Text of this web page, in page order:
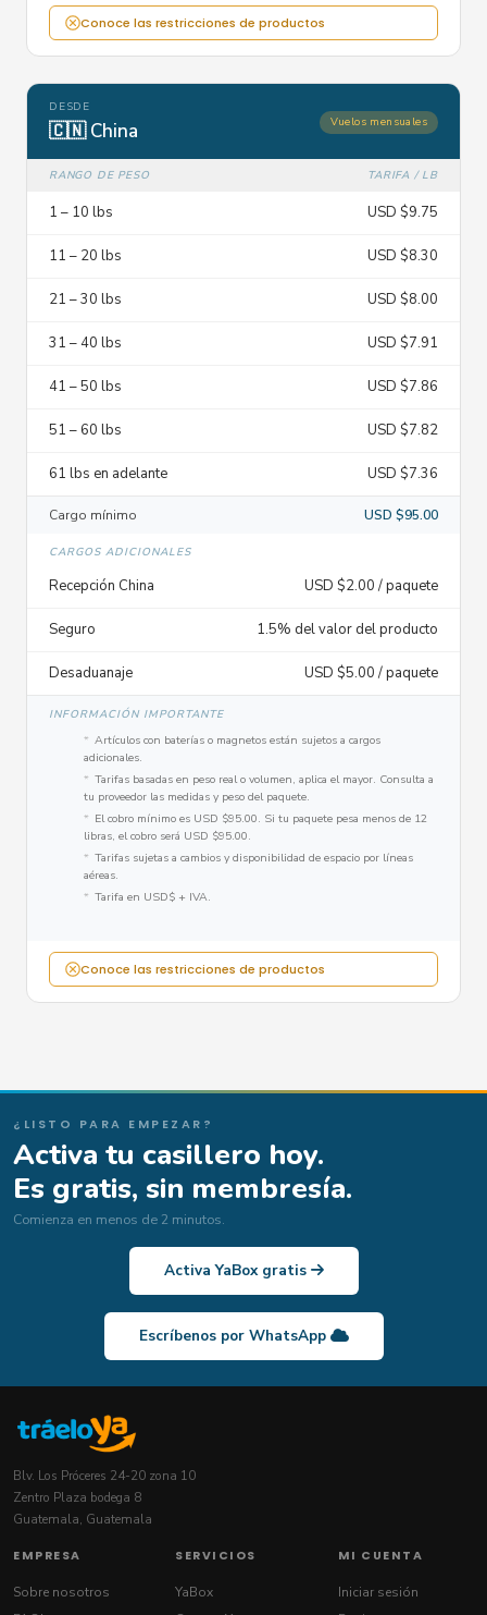
Conoce las restricciones de productos
DESDE
🇨🇳 China Vuelos mensuales
RANGO DE PESO TARIFA / LB
1 – 10 lbs USD $9.75
11 – 20 lbs USD $8.30
21 – 30 lbs USD $8.00
31 – 40 lbs USD $7.91
41 – 50 lbs USD $7.86
51 – 60 lbs USD $7.82
61 lbs en adelante USD $7.36
Cargo mínimo USD $95.00
CARGOS ADICIONALES
Recepción China USD $2.00 / paquete
Seguro 1.5% del valor del producto
Desaduanaje USD $5.00 / paquete
INFORMACIÓN IMPORTANTE
Artículos con baterías o magnetos están sujetos a cargos
adicionales.
Tarifas basadas en peso real o volumen, aplica el mayor. Consulta a
tu proveedor las medidas y peso del paquete.
El cobro mínimo es USD $95.00. Si tu paquete pesa menos de 12
libras, el cobro será USD $95.00.
Tarifas sujetas a cambios y disponibilidad de espacio por líneas
aéreas.
Tarifa en USD$ + IVA.
Conoce las restricciones de productos
¿LISTO PARA EMPEZAR?
Activa tu casillero hoy.
Es gratis, sin membresía.
Comienza en menos de 2 minutos.
Activa YaBox gratis
Escríbenos por WhatsApp
Blv. Los Próceres 24-20 zona 10
Zentro Plaza bodega 8
Guatemala, Guatemala
EMPRESA
Sobre nosotros
SERVICIOS
YaBox
MI CUENTA
Iniciar sesión